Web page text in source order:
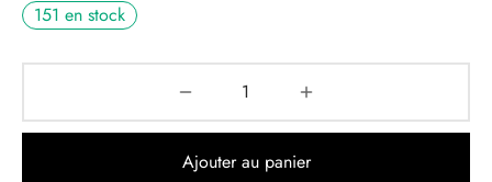
151 en stock
Ajouter au panier